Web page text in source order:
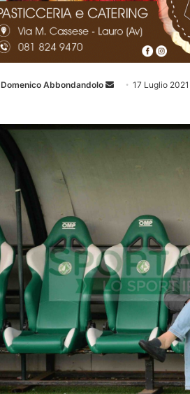
Domenico Abbondandolo
Invia 17 Luglio 2021